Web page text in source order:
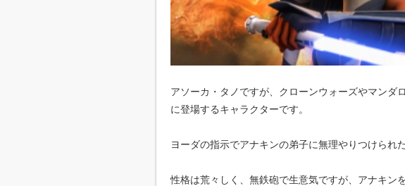
アソーカ・タノですが、クローンウォーズやマンダ
に登場するキャラクターです。
ヨーダの指示でアナキンの弟子に無理やりつけられた
性格は荒々しく、無鉄砲で生意気ですが、アナキン